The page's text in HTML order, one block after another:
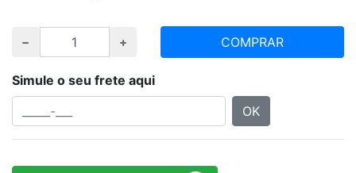
COMPRAR
Simule o seu frete aqui
OK